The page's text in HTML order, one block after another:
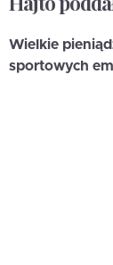
Wielkie
sportowych